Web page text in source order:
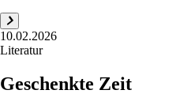
10.02.2026
Literatur
Geschenkte Zeit